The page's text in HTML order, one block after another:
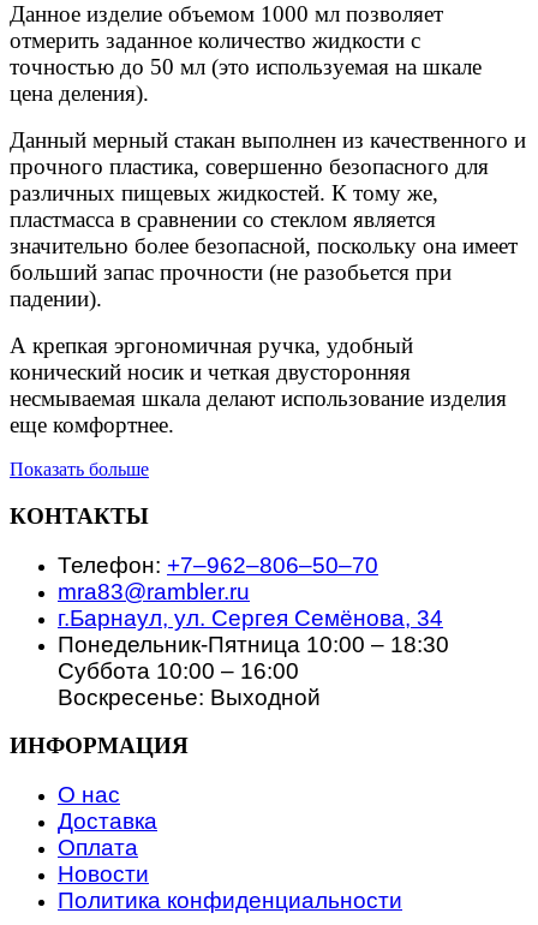
Данное изделие объемом 1000 мл позволяет
отмерить заданное количество жидкости с
точностью до 50 мл (это используемая на шкале
цена деления).
Данный мерный стакан выполнен из качественного и
прочного пластика, совершенно безопасного для
различных пищевых жидкостей. К тому же,
пластмасса в сравнении со стеклом является
значительно более безопасной, поскольку она имеет
больший запас прочности (не разобьется при
падении).
А крепкая эргономичная ручка, удобный
конический носик и четкая двусторонняя
несмываемая шкала делают использование изделия
еще комфортнее.
Показать больше
КОНТАКТЫ
Телефон: +7‒962‒806‒50‒70
mra83@rambler.ru
г.Барнаул, ул. Сергея Семёнова, 34
Понедельник-Пятница 10:00 – 18:30
Суббота 10:00 – 16:00
Воскресенье: Выходной
ИНФОРМАЦИЯ
О нас
Доставка
Оплата
Новости
Политика конфиденциальности